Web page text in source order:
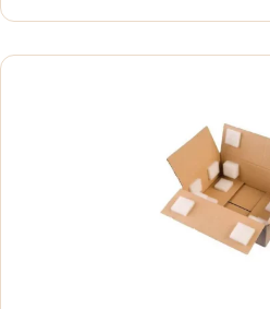
klevend
aantal